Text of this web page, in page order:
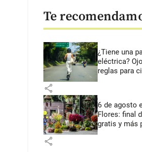
Te
¿Tiene una
eléctrica?
reglas para
share
6 de agosto
Flores: final
gratis y más
share